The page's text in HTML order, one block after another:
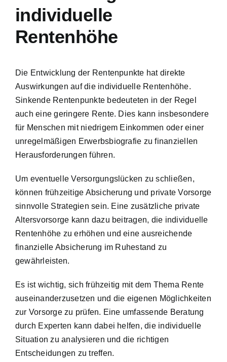
individuelle
Rentenhöhe
Die Entwicklung der Rentenpunkte hat direkte
Auswirkungen auf die individuelle Rentenhöhe.
Sinkende Rentenpunkte bedeuteten in der Regel
auch eine geringere Rente. Dies kann insbesondere
für Menschen mit niedrigem Einkommen oder einer
unregelmäßigen Erwerbsbiografie zu finanziellen
Herausforderungen führen.
Um eventuelle Versorgungslücken zu schließen,
können frühzeitige Absicherung und private Vorsorge
sinnvolle Strategien sein. Eine zusätzliche private
Altersvorsorge kann dazu beitragen, die individuelle
Rentenhöhe zu erhöhen und eine ausreichende
finanzielle Absicherung im Ruhestand zu
gewährleisten.
Es ist wichtig, sich frühzeitig mit dem Thema Rente
auseinanderzusetzen und die eigenen Möglichkeiten
zur Vorsorge zu prüfen. Eine umfassende Beratung
durch Experten kann dabei helfen, die individuelle
Situation zu analysieren und die richtigen
Entscheidungen zu treffen.